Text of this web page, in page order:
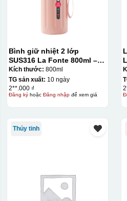
mặt vật liệu rất tốt,
không phai theo thời
gian
Bình giữ nhiệt 2 lớp
SUS316 La Fonte 800ml –
012720
Kích thước: 800ml
TG sản xuất: 10 ngày
2**.000 ₫
Đăng kýhoặc Đăng nhậpđể xem giá
Thủy tinh